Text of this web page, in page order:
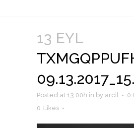
13 EYL
Posted at 13:00h in by arcil
0
0 Likes